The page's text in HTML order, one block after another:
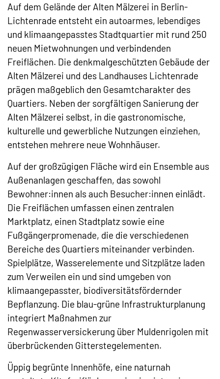
Auf dem Gelände der Alten Mälzerei in Berlin-
Lichtenrade entsteht ein autoarmes, lebendiges
und klimaangepasstes Stadtquartier mit rund 250
neuen Mietwohnungen und verbindenden
Freiflächen. Die denkmalgeschützten Gebäude der
Alten Mälzerei und des Landhauses Lichtenrade
prägen maßgeblich den Gesamtcharakter des
Quartiers. Neben der sorgfältigen Sanierung der
Alten Mälzerei selbst, in die gastronomische,
kulturelle und gewerbliche Nutzungen einziehen,
entstehen mehrere neue Wohnhäuser.
Auf der großzügigen Fläche wird ein Ensemble aus
Außenanlagen geschaffen, das sowohl
Bewohner:innen als auch Besucher:innen einlädt.
Die Freiflächen umfassen einen zentralen
Marktplatz, einen Stadtplatz sowie eine
Fußgängerpromenade, die die verschiedenen
Bereiche des Quartiers miteinander verbinden.
Spielplätze, Wasserelemente und Sitzplätze laden
zum Verweilen ein und sind umgeben von
klimaangepasster, biodiversitätsfördernder
Bepflanzung. Die blau-grüne Infrastrukturplanung
integriert Maßnahmen zur
Regenwasserversickerung über Muldenrigolen mit
überbrückenden Gitterstegelementen.
Üppig begrünte Innenhöfe, eine naturnah